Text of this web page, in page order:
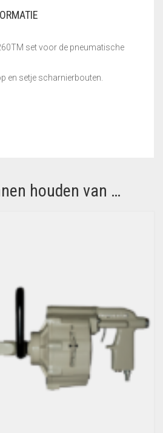
set voor de pneumatische
en setje scharnierbouten.
houden van …